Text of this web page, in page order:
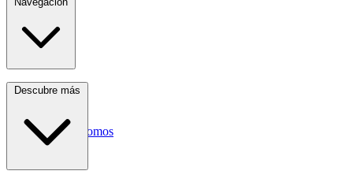
Servicios
Recursos
Quiénes somos
Contactos
Descubre más